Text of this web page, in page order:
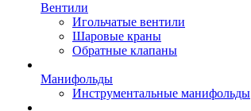
Вентили
Игольчатые вентили
Шаровые краны
Обратные клапаны
Манифольды
Инструментальные манифольды